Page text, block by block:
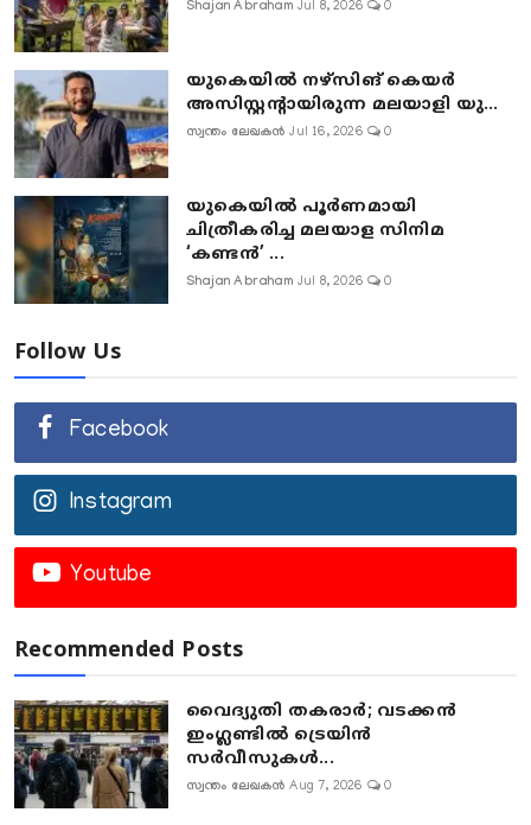
Shajan Abraham Jul 8, 2026 0
യുകെയിൽ നഴ്സിങ് കെയർ
അസിസ്റ്റന്റായിരുന്ന മലയാളി യു...
സ്വന്തം ലേഖകൻ Jul 16, 2026 0
യുകെയിൽ പൂർണമായി
ചിത്രീകരിച്ച മലയാള സിനിമ
‘കണ്ടൻ’ ...
Shajan Abraham Jul 8, 2026 0
Follow Us
Facebook
Instagram
Youtube
Recommended Posts
വൈദ്യുതി തകരാർ; വടക്കൻ
ഇംഗ്ലണ്ടിൽ ട്രെയിൻ
സർവീസുകൾ...
സ്വന്തം ലേഖകൻ Aug 7, 2026 0